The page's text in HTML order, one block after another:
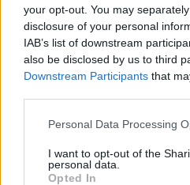
your opt-out. You may
disclosure of your personal
IAB’s list of downstream
also be disclosed by us to third
Downstream Participants that
Personal Data Processing
I want to opt-out of the
personal data.
Opted In
MOOD OF THE DAY ΜΆΙ 20,2024
Sorry που σας χαλάω
τελείωσε παιδιά η
είχε από την αρχή).
λει-ω-σε. Δεν έχετε κάτι